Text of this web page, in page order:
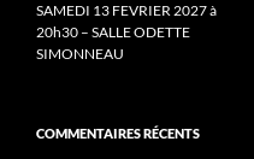
SAMEDI 13 FEVRIER 2027 à
20h30 – SALLE ODETTE
SIMONNEAU
COMMENTAIRES RÉCENTS